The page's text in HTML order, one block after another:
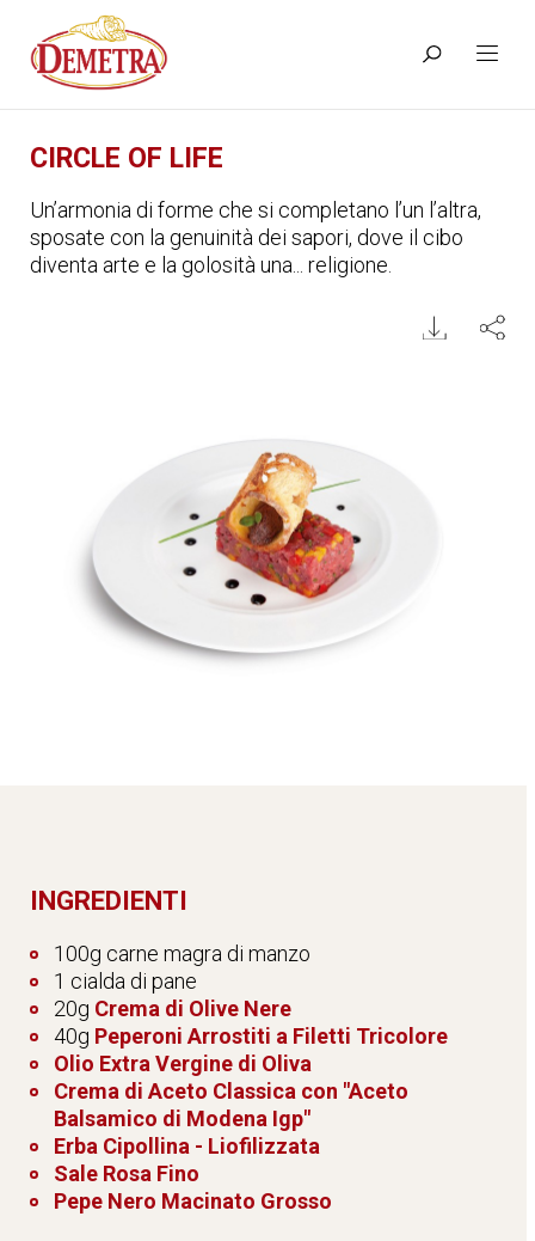
CIRCLE OF LIFE
Un’armonia di forme che si completano l’un l’altra,
sposate con la genuinità dei sapori, dove il cibo
diventa arte e la golosità una... religione.
INGREDIENTI
100g carne magra di manzo
1 cialda di pane
20g Crema di Olive Nere
40g Peperoni Arrostiti a Filetti Tricolore
Olio Extra Vergine di Oliva
Crema di Aceto Classica con "Aceto
Balsamico di Modena Igp"
Erba Cipollina - Liofilizzata
Sale Rosa Fino
Pepe Nero Macinato Grosso